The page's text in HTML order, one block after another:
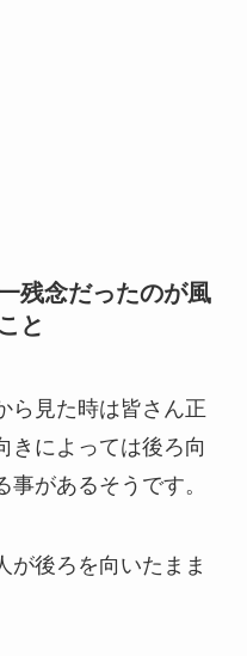
残念だったのが風
と
ら見た時は皆さん正
きによっては後ろ向
があるそうです。
が後ろを向いたまま